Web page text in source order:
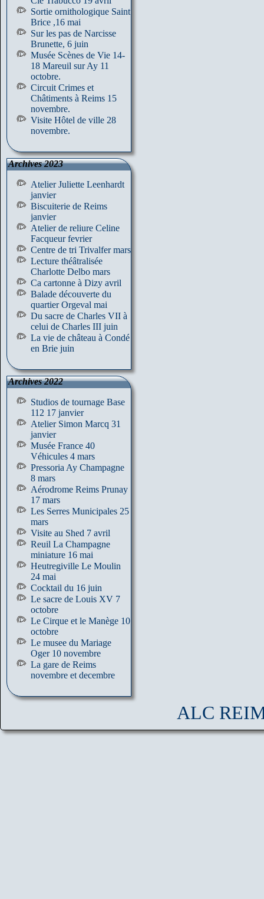
Sortie ornithologique Saint
Brice ,16 mai
Sur les pas de Narcisse
Brunette, 6 juin
Musée Scènes de Vie 14-
18 Mareuil sur Ay 11
octobre.
Circuit Crimes et
Châtiments à Reims 15
novembre.
Visite Hôtel de ville 28
novembre.
Archives 2023
Atelier Juliette Leenhardt
janvier
Biscuiterie de Reims
janvier
Atelier de reliure Celine
Facqueur fevrier
Centre de tri Trivalfer mars
Lecture théâtralisée
Charlotte Delbo mars
Ca cartonne à Dizy avril
Balade découverte du
quartier Orgeval mai
Du sacre de Charles VII à
celui de Charles III juin
La vie de château à Condé
en Brie juin
Archives 2022
Studios de tournage Base
112 17 janvier
Atelier Simon Marcq 31
janvier
Musée France 40
Véhicules 4 mars
Pressoria Ay Champagne
8 mars
Aérodrome Reims Prunay
17 mars
Les Serres Municipales 25
mars
Visite au Shed 7 avril
Reuil La Champagne
miniature 16 mai
Heutregiville Le Moulin
24 mai
Cocktail du 16 juin
Le sacre de Louis XV 7
octobre
Le Cirque et le Manège 10
octobre
Le musee du Mariage
Oger 10 novembre
La gare de Reims
novembre et decembre
ALC